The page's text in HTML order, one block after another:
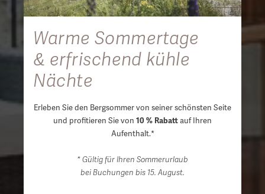
Warme Sommertage
& erfrischend kühle
Nächte
Erleben Sie den Bergsommer von seiner schönsten Seite
und profitieren Sie von 10 % Rabattauf Ihren
Aufenthalt.*
* Gültig für Ihren Sommerurlaub
bei Buchungen bis 15. August.